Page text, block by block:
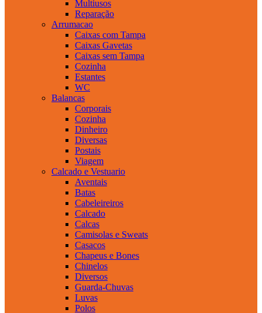
Multiusos
Reparação
Arrumacao
Caixas com Tampa
Caixas Gavetas
Caixas sem Tampa
Cozinha
Estantes
WC
Balancas
Corporais
Cozinha
Dinheiro
Diversas
Postais
Viagem
Calcado e Vestuario
Aventais
Batas
Cabeleireiros
Calcado
Calcas
Camisolas e Sweats
Casacos
Chapeus e Bones
Chinelos
Diversos
Guarda-Chuvas
Luvas
Polos